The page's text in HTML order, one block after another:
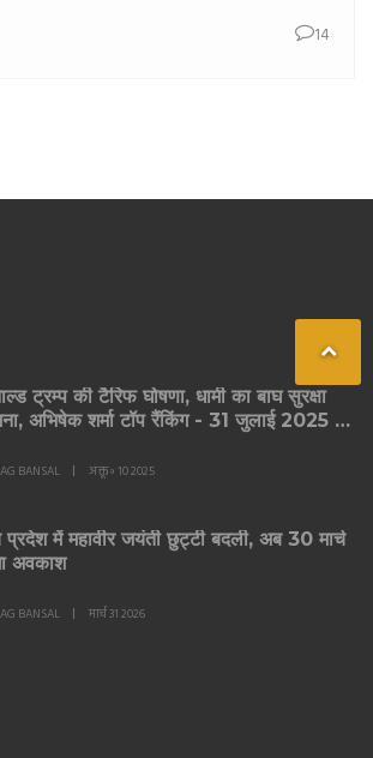
14
ट्रम्प की टैरिफ घोषणा, धामी का बाघ सुरक्षा
अभिषेक शर्मा टॉप रैंकिंग - 31 जुलाई 2025 की
BANSAL अक्तू॰ 10 2025
प्रदेश में महावीर जयंती छुट्टी बदली, अब 30 मार्च
अवकाश
BANSAL मार्च 31 2026